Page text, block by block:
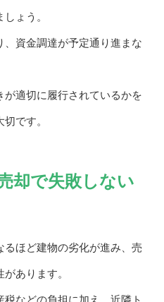
ょう。
、資金調達が予定通り進まな
適切に履行されているかを
です。
却で失敗しない
ほど建物の劣化が進み、売
あります。